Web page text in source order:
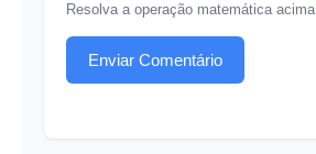
Resolva a operação matemática acima
Enviar Comentário